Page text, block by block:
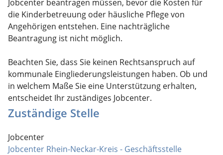
Jobcenter beantragen müssen, bevor die Kosten für
die Kinderbetreuung oder häusliche Pflege von
Angehörigen entstehen. Eine nachträgliche
Beantragung ist nicht möglich.
Beachten Sie, dass Sie keinen Rechtsanspruch auf
kommunale Eingliederungsleistungen haben. Ob und
in welchem Maße Sie eine Unterstützung erhalten,
entscheidet Ihr zuständiges Jobcenter.
Zuständige Stelle
Jobcenter
Jobcenter Rhein-Neckar-Kreis - Geschäftsstelle